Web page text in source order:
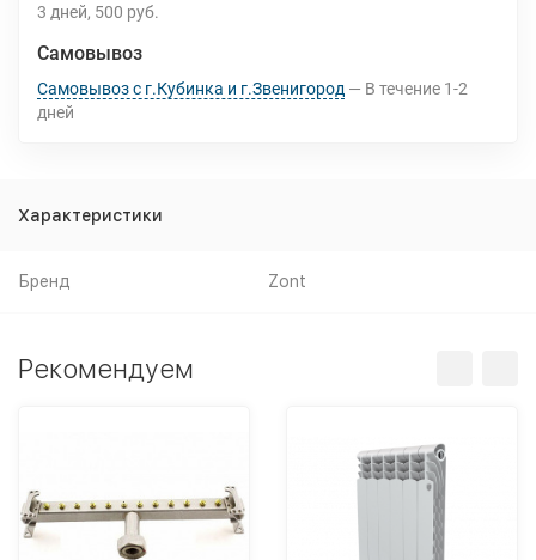
3 дней 500 руб.
Самовывоз
Самовывоз с г.Кубинка и г.Звенигород В течение 1-2
дней
Характеристики
Бренд Zont
Рекомендуем